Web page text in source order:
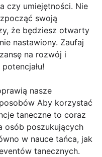
czy umiejętności. Nie
swoją
że będziesz otwarty
nastawiony. Zaufaj
na rozwój i
nasze
Aby korzystać
taneczne to coraz
osób poszukujących
w nauce tańca, jak
tanecznych.